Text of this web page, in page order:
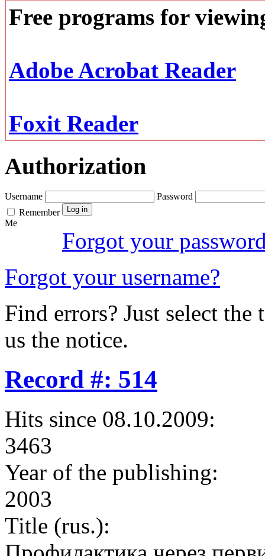
Free programs for
Adobe Acrobat Reader
Foxit Reader
Authorization
Username
Password
Remember
Me
Forgot your
Forgot your username?
Find errors? Just select
us the notice.
Record #: 514
Hits since 08.10.2009:
3463
Year of the publishing:
2003
Title (rus.):